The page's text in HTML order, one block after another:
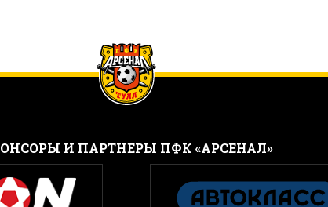
И ПАРТНЕРЫ ПФК «АРСЕНАЛ»